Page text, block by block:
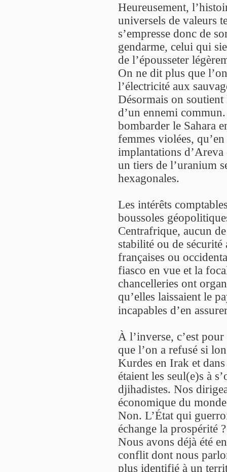
Heureusement,
universels de valeurs
s’empresse donc de
gendarme, celui qui
de l’épousseter
On ne dit plus que
l’électricité aux
Désormais on soutient
d’un ennemi
bombarder le Sahara
femmes violées,
implantations
un tiers de l’uranium
hexagonales.
Les intérêts
boussoles
Centrafrique, aucun
stabilité ou de
françaises ou
fiasco en vue et la
chancelleries ont
qu’elles laissaient le
incapables d’en
À l’inverse, c’est
que l’on a refusé si
Kurdes en Irak et
étaient les seul(e)s à
djihadistes. Nos
économique du
Non. L’État qui
échange la prospérité
Nous avons déjà été
conflit dont nous
plus identifié à un